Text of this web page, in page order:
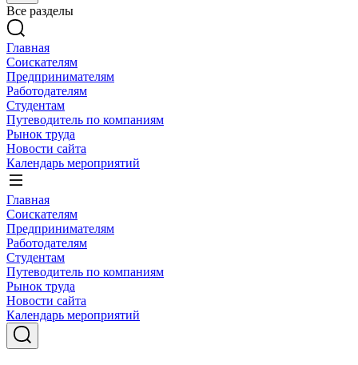
Все разделы
Главная
Соискателям
Предпринимателям
Работодателям
Студентам
Путеводитель по компаниям
Рынок труда
Новости сайта
Календарь мероприятий
Главная
Соискателям
Предпринимателям
Работодателям
Студентам
Путеводитель по компаниям
Рынок труда
Новости сайта
Календарь мероприятий